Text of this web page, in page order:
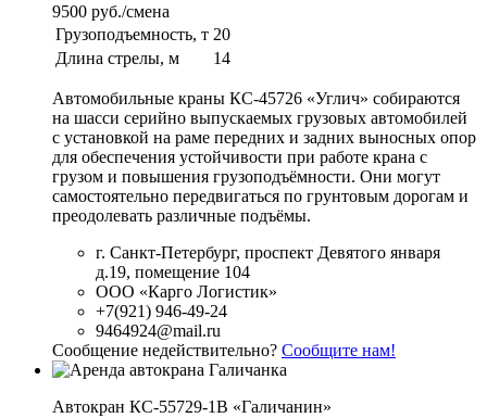
9500 руб./смена
Грузоподъемность, т 20
Длина стрелы, м
14
Автомобильные краны КС-45726 «Углич» собираются
на шасси серийно выпускаемых грузовых автомобилей
с установкой на раме передних и задних выносных опор
для обеспечения устойчивости при работе крана с
грузом и повышения грузоподъёмности. Они могут
самостоятельно передвигаться по грунтовым дорогам и
преодолевать различные подъёмы.
г. Санкт-Петербург, проспект Девятого января
д.19, помещение 104
ООО «Карго Логистик»
+7(921) 946-49-24
9464924@mail.ru
Сообщение недействительно? Сообщите нам!
Автокран КС-55729-1В «Галичанин»